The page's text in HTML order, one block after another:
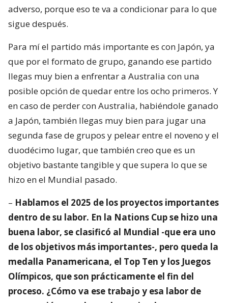
adverso, porque eso te va a condicionar para lo que
sigue después.
Para mí el partido más importante es con Japón, ya
que por el formato de grupo, ganando ese partido
llegas muy bien a enfrentar a Australia con una
posible opción de quedar entre los ocho primeros. Y
en caso de perder con Australia, habiéndole ganado
a Japón, también llegas muy bien para jugar una
segunda fase de grupos y pelear entre el noveno y el
duodécimo lugar, que también creo que es un
objetivo bastante tangible y que supera lo que se
hizo en el Mundial pasado.
– Hablamos el 2025 de los proyectos importantes
dentro de su labor. En la Nations Cup se hizo una
buena labor, se clasificó al Mundial -que era uno
de los objetivos más importantes-, pero queda la
medalla Panamericana, el Top Ten y los Juegos
Olímpicos, que son prácticamente el fin del
proceso. ¿Cómo va ese trabajo y esa labor de